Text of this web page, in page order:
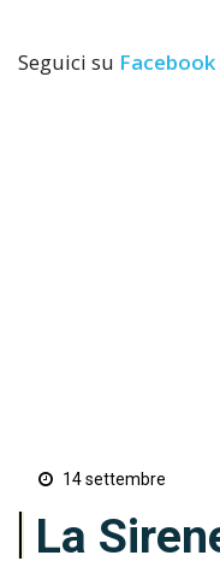
Seguici su Facebook
14 settembre
La